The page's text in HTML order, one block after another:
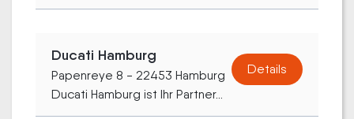
Ducati Hamburg
Papenreye 8 - 22453 Hamburg
Ducati Hamburg ist Ihr Partner...
Details